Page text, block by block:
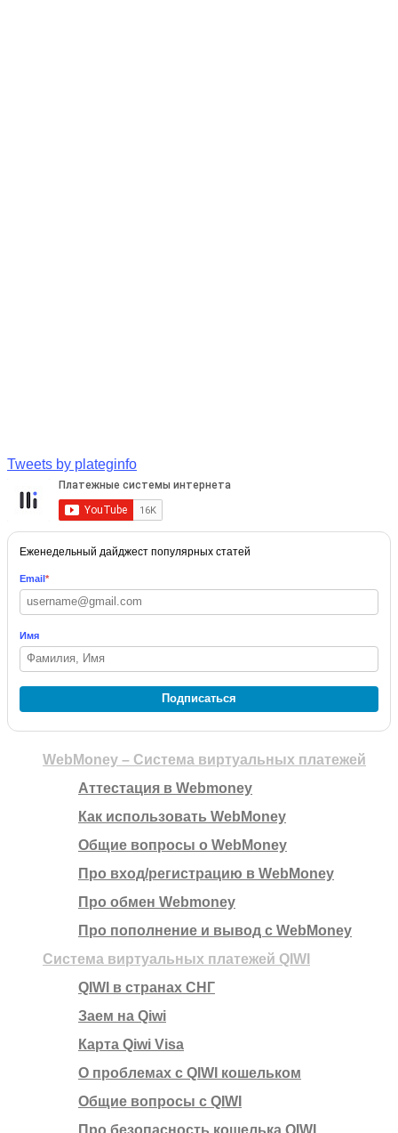
Tweets by plateginfo
Еженедельный дайджест популярных статей
Email*
Имя
Подписаться
WebMoney – Система виртуальных платежей
Аттестация в Webmoney
Как использовать WebMoney
Общие вопросы о WebMoney
Про вход/регистрацию в WebMoney
Про обмен Webmoney
Про пополнение и вывод с WebMoney
Система виртуальных платежей QIWI
QIWI в странах СНГ
Заем на Qiwi
Карта Qiwi Visa
О проблемах с QIWI кошельком
Общие вопросы с QIWI
Про безопасность кошелька QIWI